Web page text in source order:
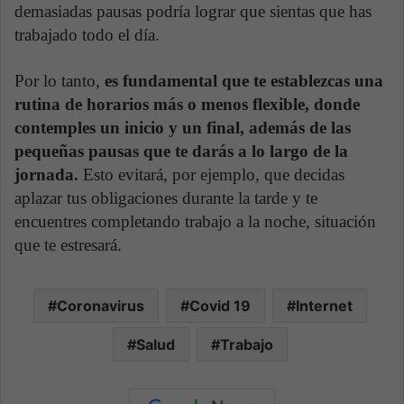
demasiadas pausas podría lograr que sientas que has
trabajado todo el día.
Por lo tanto, es fundamental que te establezcas una
rutina de horarios más o menos flexible, donde
contemples un inicio y un final, además de las
pequeñas pausas que te darás a lo largo de la
jornada. Esto evitará, por ejemplo, que decidas
aplazar tus obligaciones durante la tarde y te
encuentres completando trabajo a la noche, situación
que te estresará.
Coronavirus Covid 19 Internet
Salud Trabajo